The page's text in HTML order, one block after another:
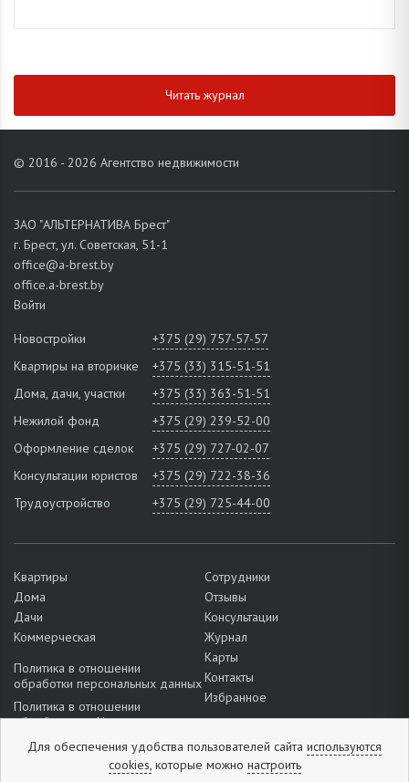
Читать журнал
© 2016 - 2026 Агентство недвижимости
ЗАО "АЛЬТЕРНАТИВА Брест"
г. Брест, ул. Советская, 51-1
office@a-brest.by
office.a-brest.by
Войти
Новостройки
+375 (29) 757-57-57
Квартиры на вторичке
+375 (33) 315-51-51
Дома, дачи, участки
+375 (33) 363-51-51
Нежилой фонд
+375 (29) 239-52-00
Оформление сделок
+375 (29) 727-02-07
Консультации юристов
+375 (29) 722-38-36
Трудоустройство
+375 (29) 725-44-00
Квартиры
Дома
Дачи
Коммерческая
Политика в отношении
обработки персональных данных
Политика в отношении
обработки cookie
Подробнее о настройках файлов
Сотрудники
Отзывы
Консультации
Журнал
Карты
Контакты
Избранное
Для обеспечения удобства пользователей сайта используются
cookies,которые можно настроить